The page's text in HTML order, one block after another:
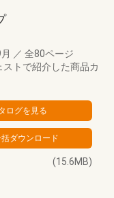
／ 全80ページ
トで紹介した商品カ
(15.6MB)